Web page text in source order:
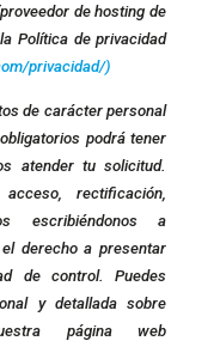
de hosting de
Política de privacidad
privacidad/)
de carácter personal
podrá tener
atender tu solicitud.
rectificación,
escribiéndonos a
derecho a presentar
de control. Puedes
y detallada sobre
página web